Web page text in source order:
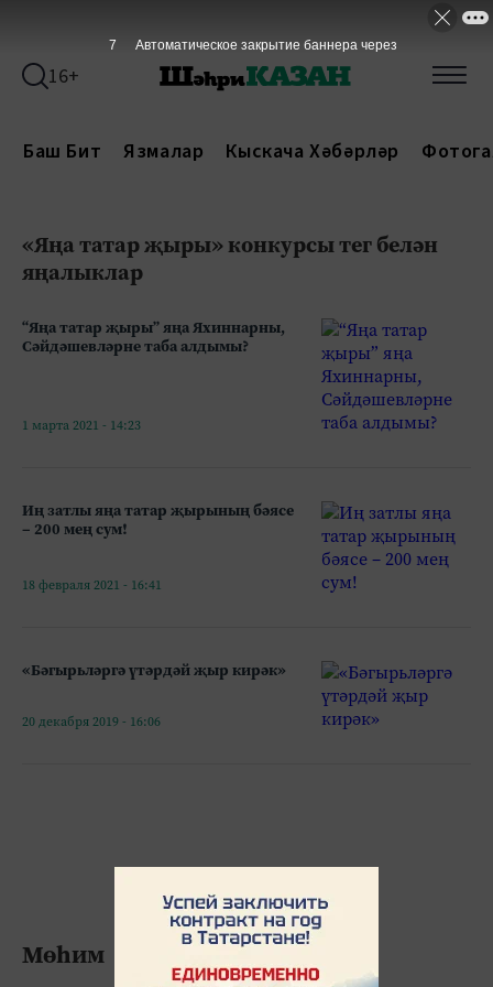
16+
Баш Бит Язмалар Кыскача Хәбәрләр
«Яңа татар җыры» конкурсы тег белән
яңалыклар
“Яңа татар җыры” яңа Яхиннарны,
Сәйдәшевләрне таба алдымы?
1 марта 2021 - 14:23
Иң затлы яңа татар җырының бәясе
– 200 мең сум!
18 февраля 2021 - 16:41
«Бәгырьләргә үтәрдәй җыр кирәк»
20 декабря 2019 - 16:06
Мөһим
7 Автоматическое закрытие баннера через